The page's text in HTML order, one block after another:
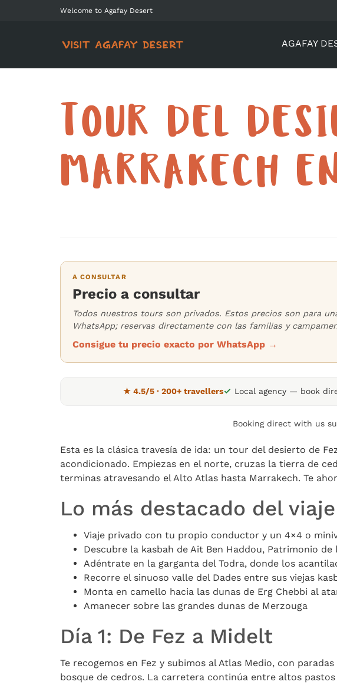
Welcome to Agafay Desert
AGAFAY
TOUR DEL
MARRAKECH
A CONSULTAR
Precio a consultar
Todos nuestros tours son privados. Estos precios son para
WhatsApp; reservas directamente con las familias y
Consigue tu precio exacto por WhatsApp →
★ 4.5/5 · 200+ travellers Local agency — book
Booking direct with us
Esta es la clásica travesía de ida: un tour del desierto de
acondicionado. Empiezas en el norte, cruzas la tierra de
terminas atravesando el Alto Atlas hasta Marrakech. Te
Lo más destacado del viaje
Viaje privado con tu propio conductor y un 4×4 o
Descubre la kasbah de Ait Ben Haddou, Patrimonio
Adéntrate en la garganta del Todra, donde los
Recorre el sinuoso valle del Dades entre sus viejas
Monta en camello hacia las dunas de Erg Chebbi al
Amanecer sobre las grandes dunas de Merzouga
Día 1: De Fez a Midelt
Te recogemos en Fez y subimos al Atlas Medio, con
bosque de cedros. La carretera continúa entre altos